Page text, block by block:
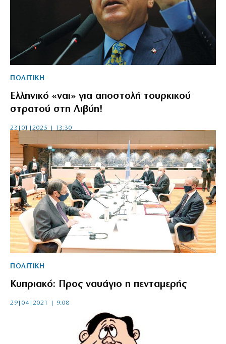
ΠΟΛΙΤΙΚΗ
Ελληνικό «ναι» για αποστολή τουρκικού
στρατού στη Λιβύη!
23|01|2025 | 13:30
ΠΟΛΙΤΙΚΗ
Κυπριακό: Προς ναυάγιο η πενταμερής
29|04|2021 | 9:08